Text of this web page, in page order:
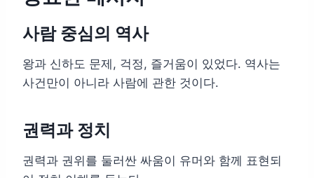
사람 중심의 역사
왕과 신하도 문제, 걱정, 즐거움이 있었다. 역사는
사건만이 아니라 사람에 관한 것이다.
권력과 정치
권력과 권위를 둘러싼 싸움이 유머와 함께 표현되